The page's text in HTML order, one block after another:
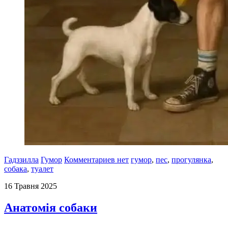
Гадззилла Гумор Комментариев нет гумор, пес, прогулянка,
собака, туалет
16 Травня 2025
Анатомія собаки